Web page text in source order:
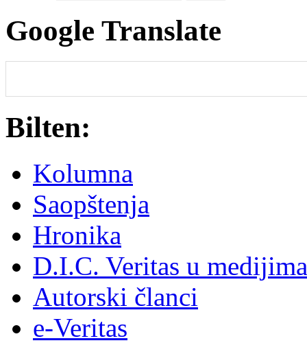
Google Translate
Bilten:
Kolumna
Saopštenja
Hronika
D.I.C. Veritas u medijima
Autorski članci
e-Veritas